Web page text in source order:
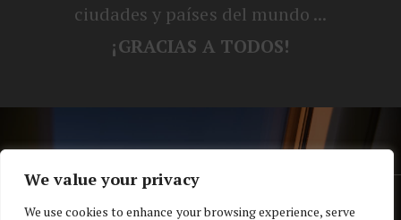
We value your privacy
We use cookies to enhance your browsing experience, serve
ciudades y países del mundo ...
¡GRACIAS A TODOS!
® Blog personal de Alex, Nerea, Turbo y